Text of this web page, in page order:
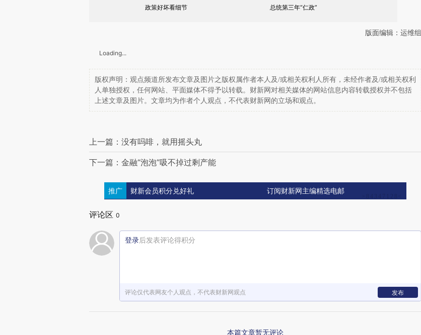
政策好坏看细节
总统第三年“仁政”
版面编辑：运维组
Loading...
版权声明：观点频道所发布文章及图片之版权属作者本人及/或相关权利人所有，未经作者及/或相关权利
人单独授权，任何网站、平面媒体不得予以转载。财新网对相关媒体的网站信息内容转载授权并不包括
上述文章及图片。文章均为作者个人观点，不代表财新网的立场和观点。
上一篇：没有吗啡，就用摇头丸
下一篇：金融“泡泡”吸不掉过剩产能
推广 财新会员积分兑好礼 订阅财新网主编精选电邮
评论区 0
登录后发表评论得积分
评论仅代表网友个人观点，不代表财新网观点 发布
本篇文章暂无评论